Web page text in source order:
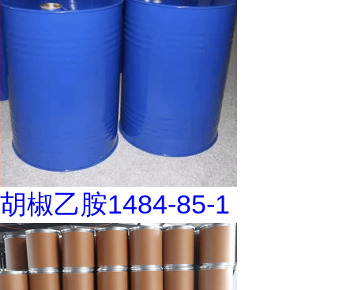
胡椒乙胺1484-85-1